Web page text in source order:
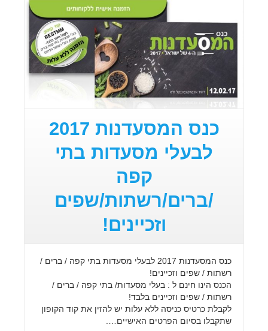
כנס המסעדנות 2017
לבעלי מסעדות בתי
קפה
/ברים/רשתות/שפים
וזכיינים!
כנס המסעדנות 2017 לבעלי מסעדות בתי קפה / ברים /
רשתות / שפים וזכיינים!
הכנס הינו חינם ל : בעלי מסעדות/ בתי קפה / ברים /
רשתות / שפים וזכיינים בלבד!
לקבלת כרטיס כניסה ללא עלות יש להזין את קוד הקופון
שתקבלו בסיום הפרטים האישיים….